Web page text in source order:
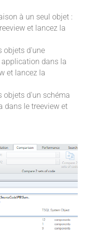
à un seul objet :
et lancez la
objets d'une
dans la
et lancez la
objets d'un schéma
dans le treeview et